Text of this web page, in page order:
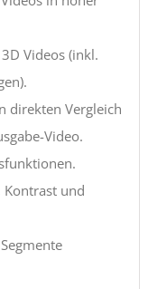
Videos (inkl.
direkten Vergleich
Video.
Kontrast und